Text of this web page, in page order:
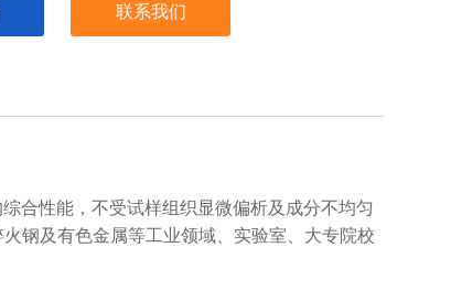
联系我们
合性能，不受试样组织显微偏析及成分不均匀
钢及有色金属等工业领域、实验室、大专院校